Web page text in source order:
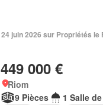
24 juin 2026 sur Propriétés le
449 000 €
Riom
9 Pièces
1 Salle